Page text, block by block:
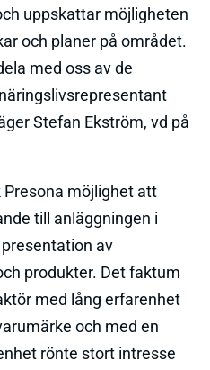
uppskattar möjligheten
och planer på området.
med oss av de
Stefan Ekström, vd på
möjlighet att
till anläggningen i
av
produkter. Det faktum
med lång erfarenhet
och med en
rönte stort intresse